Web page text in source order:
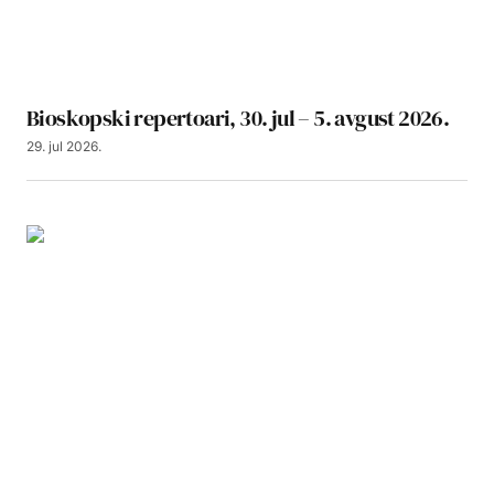
Bioskopski repertoari, 30. jul – 5. avgust 2026.
29. jul 2026.